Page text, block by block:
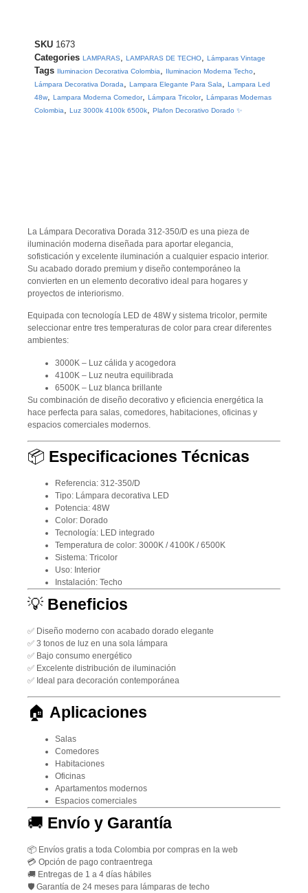
SKU 1673
Categories LAMPARAS, LAMPARAS DE TECHO, Lámparas Vintage
Tags Iluminacion Decorativa Colombia, Iluminacion Moderna Techo,
Lámpara Decorativa Dorada, Lampara Elegante Para Sala, Lampara Led
48w, Lampara Moderna Comedor, Lámpara Tricolor, Lámparas Modernas
Colombia, Luz 3000k 4100k 6500k, Plafon Decorativo Dorado ✨
La Lámpara Decorativa Dorada 312-350/D es una pieza de
iluminación moderna diseñada para aportar elegancia,
sofisticación y excelente iluminación a cualquier espacio interior.
Su acabado dorado premium y diseño contemporáneo la
convierten en un elemento decorativo ideal para hogares y
proyectos de interiorismo.
Equipada con tecnología LED de 48Wy sistema tricolor, permite
seleccionar entre tres temperaturas de color para crear diferentes
ambientes:
3000K – Luz cálida y acogedora
4100K – Luz neutra equilibrada
6500K – Luz blanca brillante
Su combinación de diseño decorativo y eficiencia energética la
hace perfecta para salas, comedores, habitaciones, oficinas y
espacios comerciales modernos.
📦 Especificaciones Técnicas
Referencia: 312-350/D
Tipo: Lámpara decorativa LED
Potencia: 48W
Color: Dorado
Tecnología: LED integrado
Temperatura de color: 3000K / 4100K / 6500K
Sistema: Tricolor
Uso: Interior
Instalación: Techo
💡 Beneficios
✅ Diseño moderno con acabado dorado elegante
✅ 3 tonos de luz en una sola lámpara
✅ Bajo consumo energético
✅ Excelente distribución de iluminación
✅ Ideal para decoración contemporánea
🏠 Aplicaciones
Salas
Comedores
Habitaciones
Oficinas
Apartamentos modernos
Espacios comerciales
🚚 Envío y Garantía
📦 Envíos gratis a toda Colombia por compras en la web
💳 Opción de pago contraentrega
🚚 Entregas de 1 a 4 días hábiles
🛡️ Garantía de 24 meses para lámparas de techo